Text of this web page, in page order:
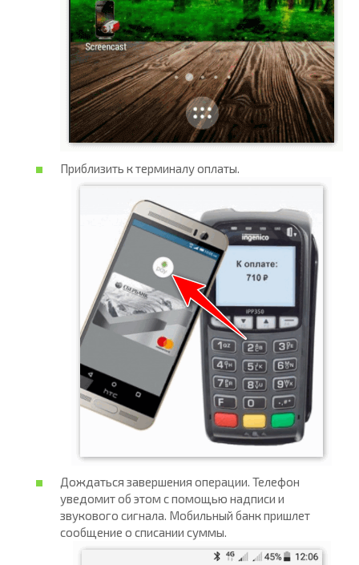
Приблизить к терминалу оплаты.
Дождаться завершения операции. Телефон
уведомит об этом с помощью надписи и
звукового сигнала. Мобильный банк пришлет
сообщение о списании суммы.